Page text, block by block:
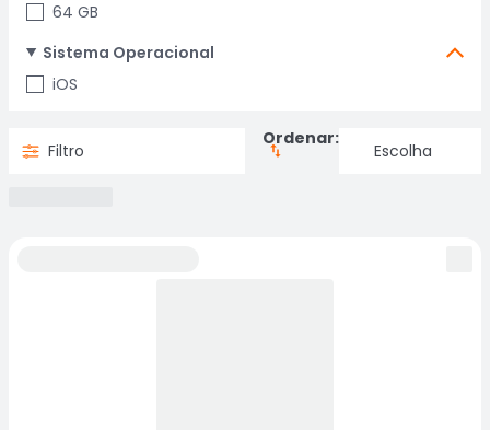
64 GB
Sistema Operacional
iOS
Filtro
Ordenar: